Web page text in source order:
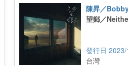
陳昇／
望鄉／
台灣